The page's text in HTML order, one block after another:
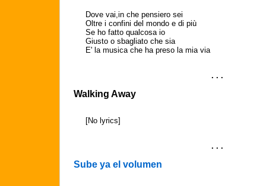
Dove vai,in che pensiero sei
Oltre i confini del mondo e di più
Se ho fatto qualcosa io
Giusto o sbagliato che sia
E' la musica che ha preso la mia via
. . .
Walking Away
[No lyrics]
. . .
Sube ya el volumen